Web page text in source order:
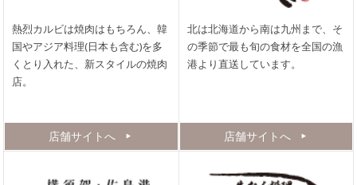
熱烈カルビは焼肉はもちろん、韓
国やアジア料理(日本も含む)を多
くとり入れた、新スタイルの焼肉
店。
店舗サイトへ
北は北海道から南は九州まで、そ
の季節で最も旬の食材を全国の漁
港より直送しています。
店舗サイトへ